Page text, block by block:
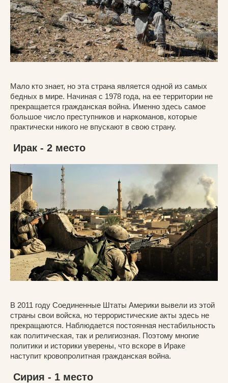
Мало кто знает, но эта страна является одной из самых
бедных в мире. Начиная с 1978 года, на ее территории не
прекращается гражданская война. Именно здесь самое
большое число преступников и наркоманов, которые
практически никого не впускают в свою страну.
Ирак - 2 место
В 2011 году Соединенные Штаты Америки вывели из этой
страны свои войска, но террористические акты здесь не
прекращаются. Наблюдается постоянная нестабильность
как политическая, так и религиозная. Поэтому многие
политики и историки уверены, что вскоре в Ираке
наступит кровопролитная гражданская война.
Сирия - 1 место